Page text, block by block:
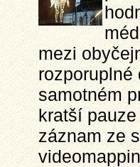
mezi
rozporuplné
samotném
kratší
záznam ze